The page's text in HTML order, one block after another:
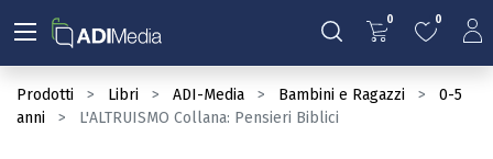
0 0
Prodotti Libri ADI-Media Bambini e Ragazzi
0-5
anni
L'ALTRUISMO Collana: Pensieri Biblici